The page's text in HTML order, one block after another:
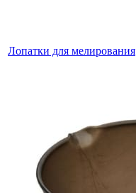
Лопатки для мелирования